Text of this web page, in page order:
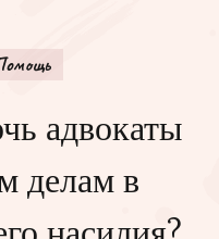
адвокаты
делам в